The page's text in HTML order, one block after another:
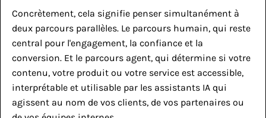
Concrètement, cela signifie penser simultanément à
deux parcours parallèles. Le parcours humain, qui reste
central pour l'engagement, la confiance et la
conversion. Et le parcours agent, qui détermine si votre
contenu, votre produit ou votre service est accessible,
interprétable et utilisable par les assistants IA qui
agissent au nom de vos clients, de vos partenaires ou